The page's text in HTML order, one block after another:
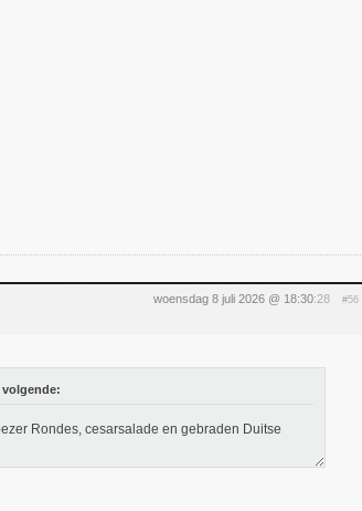
woensdag 8 juli 2026 @ 18:30:28 #56
volgende:
Rondes, cesarsalade en gebraden Duitse